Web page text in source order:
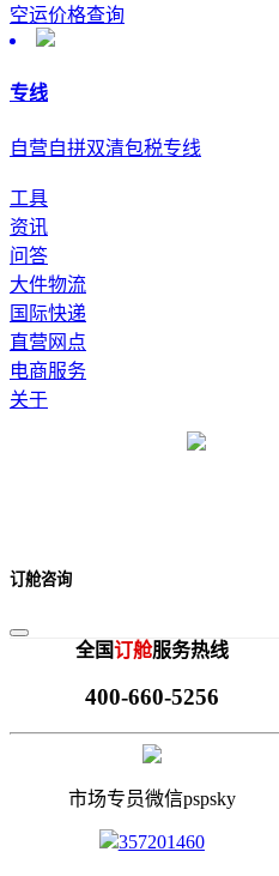
空运价格查询
专线
自营自拼双清包税专线
工具
资讯
问答
大件物流
国际快递
直营网点
电商服务
关于
订舱咨询
全国订舱服务热线
400-660-5256
市场专员微信pspsky
357201460